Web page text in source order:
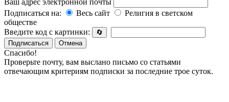
Ваш адрес электронной почты
Подписаться на:
Весь сайт
Религия в светском
обществе
Введите код с картинки:
🔄
Подписаться
Отмена
Спасибо!
Проверьте почту, вам выслано письмо со статьями
отвечающим критериям подписки за последние трое суток.